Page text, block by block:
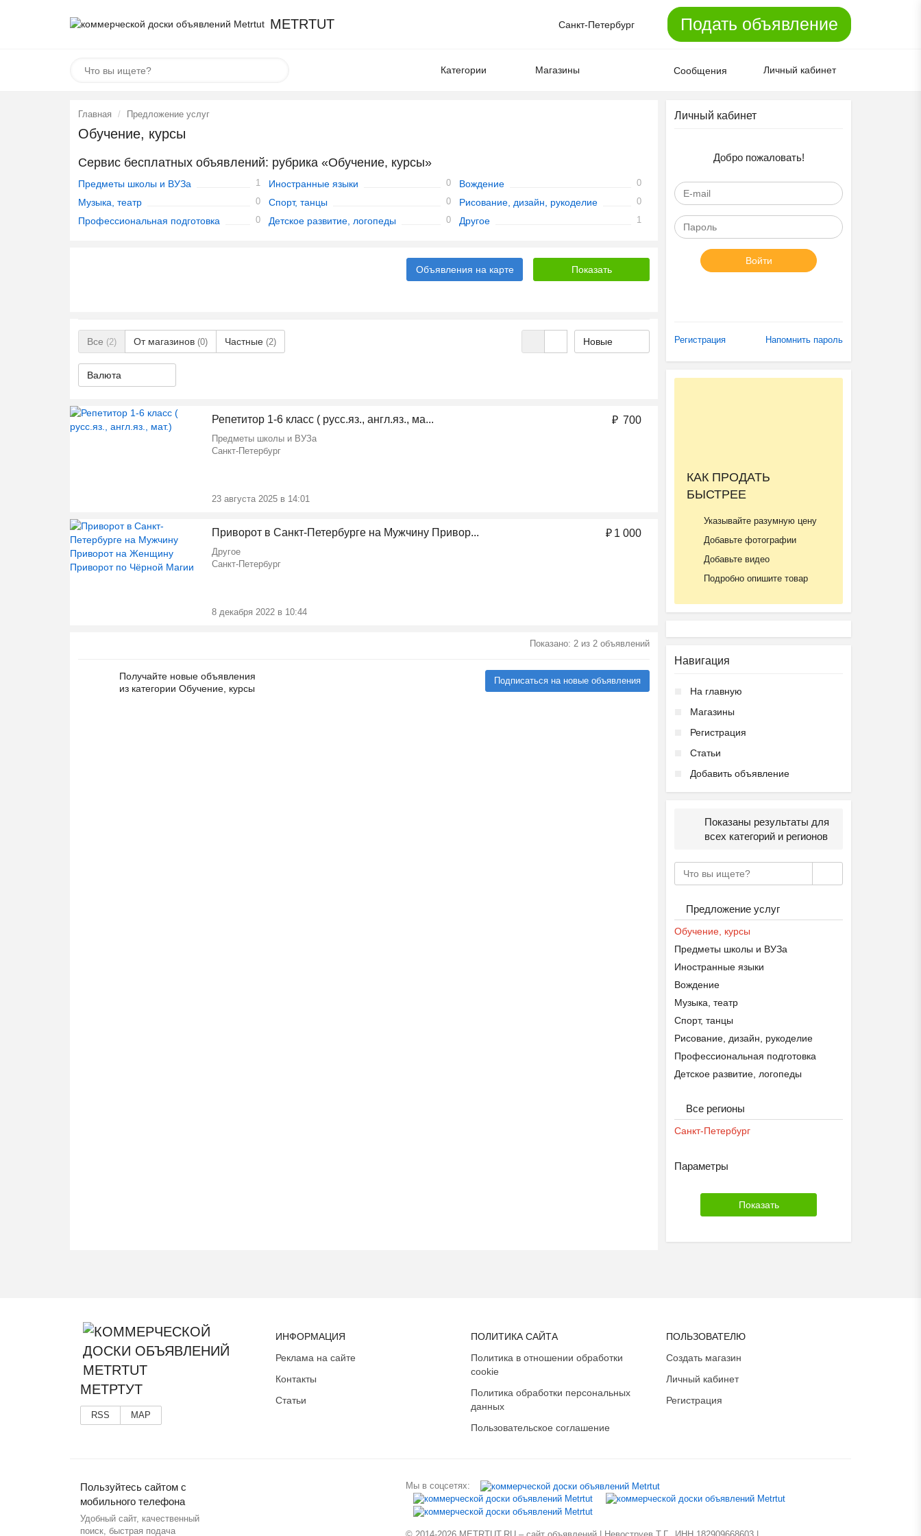
METRTUT Санкт-Петербург Подать объявление
Категории Магазины Сообщения Личный кабинет
Главная Предложение услуг
Обучение, курсы
Сервис бесплатных объявлений: рубрика «Обучение, курсы»
Предметы школы и ВУЗа 1 Иностранные языки 0 Вождение 0
Музыка, театр 0 Спорт, танцы 0 Рисование, дизайн, рукоделие 0
Профессиональная подготовка 0 Детское развитие, логопеды 0 Другое 1
Объявления на карте
Все (2) От магазинов (0) Частные (2)
Валюта
Репетитор 1-6 класс ( русс.яз., англ.яз., ма...
Предметы школы и ВУЗа
Санкт-Петербург
23 августа 2025 в 14:01
₽ 700
Приворот в Санкт-Петербурге на Мужчину Привор...
Другое
Санкт-Петербург
8 декабря 2022 в 10:44
₽ 1 000
Показано: 2 из 2 объявлений
Получайте новые объявления
из категории Обучение, курсы
Подписаться на новые объявления
Личный кабинет
Добро пожаловать!
Войти
Регистрация Напомнить пароль
КАК ПРОДАТЬ
БЫСТРЕЕ
Указывайте разумную цену
Добавьте фотографии
Добавьте видео
Подробно опишите товар
Навигация
На главную
Магазины
Регистрация
Статьи
Добавить объявление
Показаны результаты для
всех категорий и регионов
Предложение услуг
Обучение, курсы
Предметы школы и ВУЗа
Иностранные языки
Вождение
Музыка, театр
Спорт, танцы
Рисование, дизайн, рукоделие
Профессиональная подготовка
Детское развитие, логопеды
Все регионы
Санкт-Петербург
Параметры
МЕТРТУТ
RSS MAP
ИНФОРМАЦИЯ
Реклама на сайте
Контакты
Статьи
ПОЛИТИКА САЙТА
Политика в отношении обработки
cookie
Политика обработки персональных
данных
Пользовательское соглашение
ПОЛЬЗОВАТЕЛЮ
Создать магазин
Личный кабинет
Регистрация
Пользуйтесь сайтом с
мобильного телефона
Удобный сайт, качественный
поиск, быстрая подача
Мы в соцсетях: